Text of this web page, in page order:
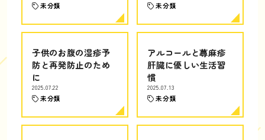
未分類 未分類
子供のお腹の湿疹予
防と再発防止のため
に
2025.07.22
未分類
アルコールと蕁麻疹
肝臓に優しい生活習
慣
2025.07.13
未分類